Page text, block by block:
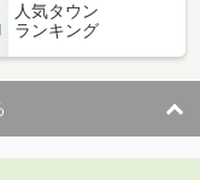
人気タウン
ランキング